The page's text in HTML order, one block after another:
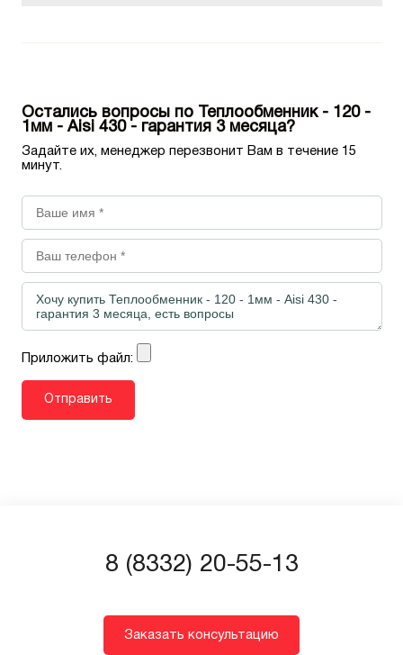
Остались вопросы по Теплообменник - 120 -
1мм - Aisi 430 - гарантия 3 месяца?
Задайте их, менеджер перезвонит Вам в течение 15
минут.
Приложить файл:
8 (8332) 20-55-13
Заказать консультацию